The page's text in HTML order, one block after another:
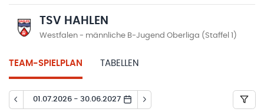
TSV HAHLEN
Westfalen - männliche B-Jugend Oberliga (Staffel 1)
TEAM-SPIELPLAN TABELLEN
01.07.2026 - 30.06.2027